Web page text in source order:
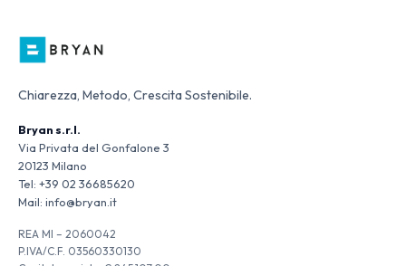
Chiarezza, Metodo, Crescita Sostenibile.
Bryan s.r.l.
Via Privata del Gonfalone 3
20123 Milano
Tel: +39 02 36685620
Mail: info@bryan.it
REA MI – 2060042
P.IVA/C.F. 03560330130